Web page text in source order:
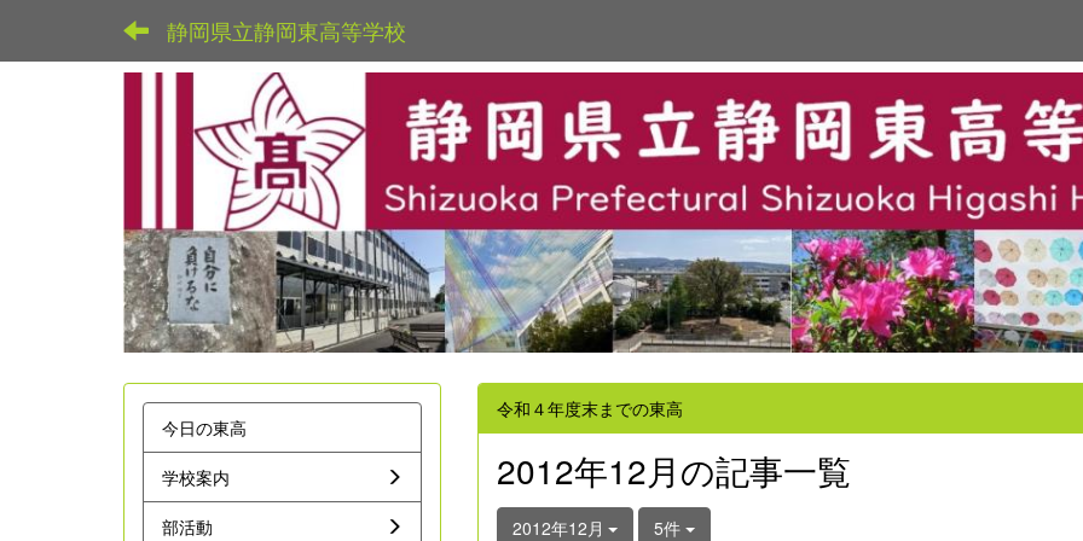
静岡県立静岡東高等学校
令和４年度末までの東高
2012年12月の記事一覧
2012年12月 5件
今日の東高
学校案内
部活動